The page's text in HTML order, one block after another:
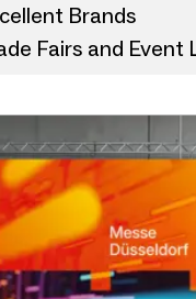
Brands
Fairs and Event